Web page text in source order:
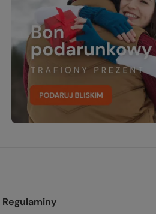
Regulaminy